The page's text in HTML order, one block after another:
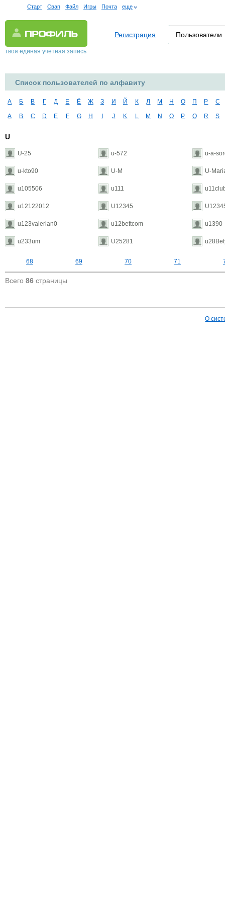
Старт Свап Файл Игры Почта еще
твоя единая учетная запись
Регистрация Пользователи
Список пользователей по алфавиту
А Б В Г Д Е Ё Ж З И Й К Л М Н О П Р С
A B C D E F G H J K L M N O P Q R S
U
U-25 u-572 u-a-
u-kto90 U-M U-
u105506 u111
u12122012 U12345
u123valerian0 u12bettcom u1390
u233um U25281
68 69 70 71
Всего 86 страницы
О